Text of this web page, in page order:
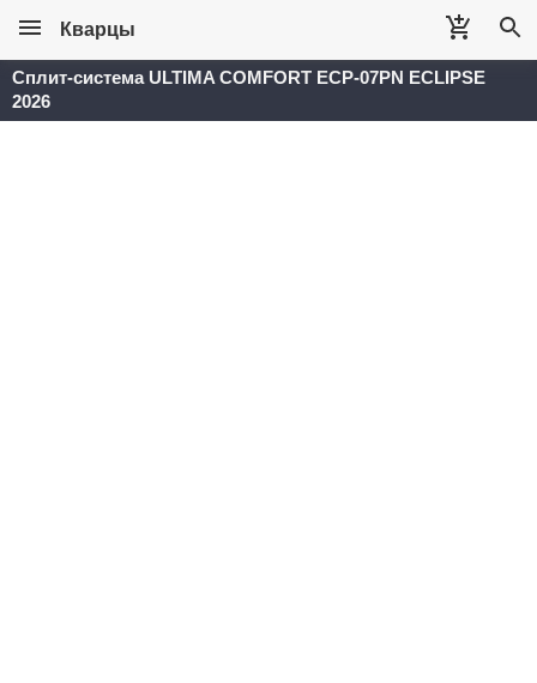
Кварцы
Сплит-система ULTIMA COMFORT ECP-07PN ECLIPSE
2026